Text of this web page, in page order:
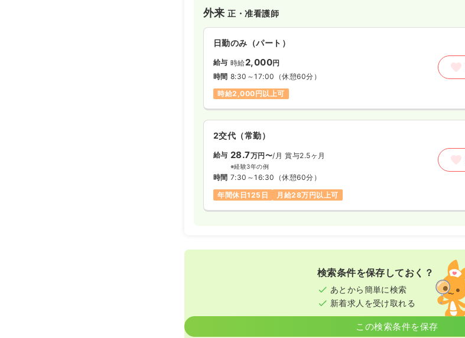
ICU系
2交代（常勤）
※経験2年の例
4週8休以上
新卒可 第二新卒可 月給31万円以上可
わることができます。年間休日も120日以上と多い
ため、専門性を磨きながらプライベートの時間もし
っかりと確保したい方に最適な環境です。経験が浅
い分野についてもベテランスタッフによる丁寧なサ
ポートがあるため、循環器看護のプロを目指して安
心してキャリアをスタートできます。
外来正・准看護師
日勤のみ（パート）
給与 時給2,000円
時間 8:30～17:00 （休憩60分）
時給2,000円以上可
2交代（常勤）
給与 28.7万円〜/月 賞与2.5ヶ月
※経験3年の例
時間 7:30～16:30 （休憩60分）
年間休日125日
月給28万円以上可
検索条件を保存しておく？
あとから簡単に検索
新着求人を受け取れる
この検索条件を保存